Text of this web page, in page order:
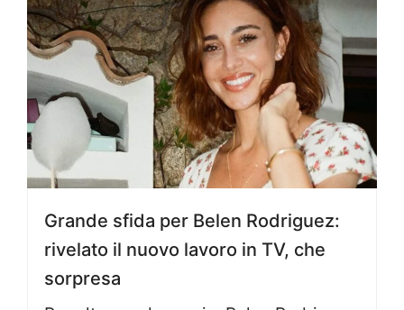
Grande sfida per Belen Rodriguez:
rivelato il nuovo lavoro in TV, che
sorpresa